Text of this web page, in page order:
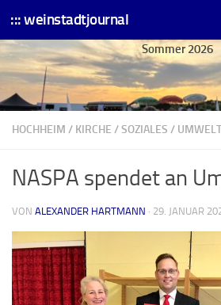
Skip to content
::: weinstadtjournal
Sommer 2026
HOCHHEIM / KIRCHE /SOZIALES / UMWELT
NASPA spendet an
VON ALEXANDER HARTMANN · 29. JANUAR